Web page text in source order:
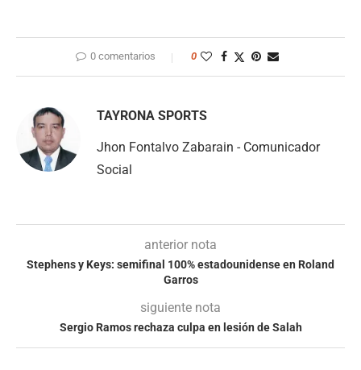
0 comentarios 0
TAYRONA SPORTS
Jhon Fontalvo Zabarain - Comunicador
Social
anterior nota
Stephens y Keys: semifinal 100% estadounidense en Roland
Garros
siguiente nota
Sergio Ramos rechaza culpa en lesión de Salah